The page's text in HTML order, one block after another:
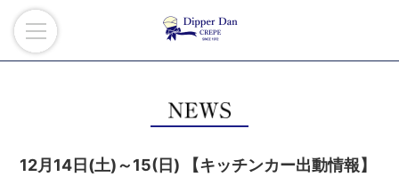
12月14日(土)～15(日) 【キッチンカー出動情報】